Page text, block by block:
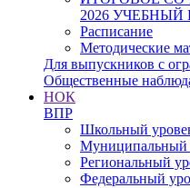
2026 УЧЕБНЫЙ
Расписание
Методические
Для выпускников с
Общественные
НОК
ВПР
Школьный
Муниципальный
Региональный
Федеральный